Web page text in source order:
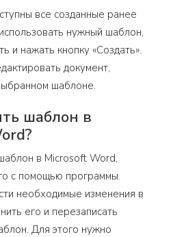
все созданные ранее
нужный шаблон,
и нажать кнопку «Создать».
документ,
шаблоне.
шаблон в
в Microsoft Word,
с помощью программы.
необходимые изменения в
его и перезаписать
Для этого нужно